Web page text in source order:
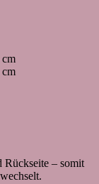
Rückseite – somit